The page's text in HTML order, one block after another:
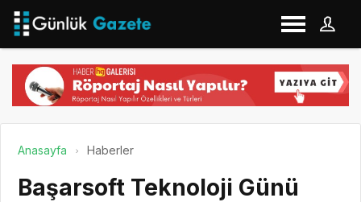
Anasayfa Haberler
Başarsoft Teknoloji Günü